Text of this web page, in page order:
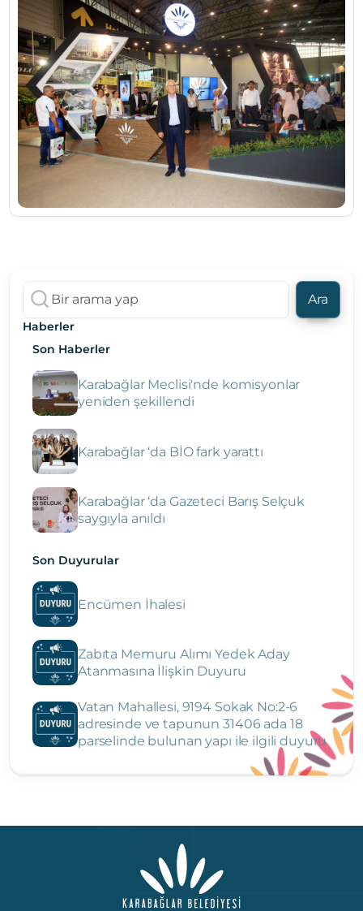
Ara
Haberler
Son Haberler
Karabağlar Meclisi'nde komisyonlar
yeniden şekillendi
Karabağlar ‘da BİO fark yarattı
Karabağlar ‘da Gazeteci Barış Selçuk
saygıyla anıldı
Son Duyurular
Encümen İhalesi
Zabıta Memuru Alımı Yedek Aday
Atanmasına İlişkin Duyuru
Vatan Mahallesi, 9194 Sokak No:2-6
adresinde ve tapunun 31406 ada 18
parselinde bulunan yapı ile ilgili duyuru